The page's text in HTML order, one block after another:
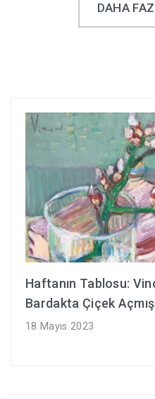
DAHA
Haftanın Tablosu:
Bardakta Çiçek
18 Mayıs 2023